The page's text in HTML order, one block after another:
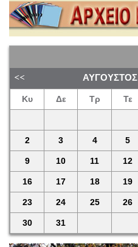
ΑΎΓΟΥΣΤΟΣ
Κυ Δε Τρ Τε
2 3 4 5
9 10 11 12
16 17 18 19
23 24 25 26
30 31